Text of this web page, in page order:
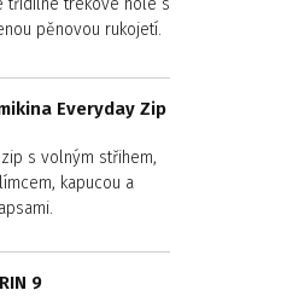
třídílné trekové hole s
pěnovou rukojetí.
Everyday Zip
s volným střihem,
kapucou a
9